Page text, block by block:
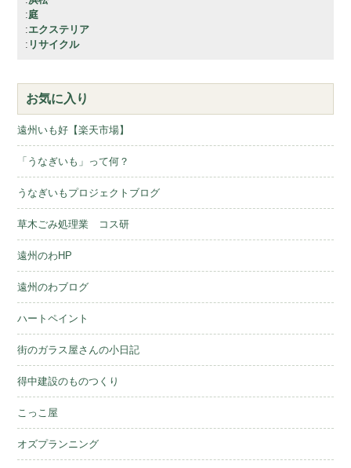
:庭
:エクステリア
: リサイクル
お気に入り
遠州いも好【楽天市場】
「うなぎいも」って何？
うなぎいもプロジェクトブログ
草木ごみ処理業 コス研
遠州のわHP
遠州のわブログ
ハートペイント
街のガラス屋さんの小日記
得中建設のものつくり
こっこ屋
オズプランニング